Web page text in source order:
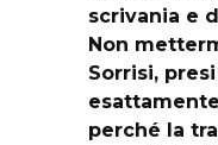
scrivania e
Non
Sorrisi,
perché la